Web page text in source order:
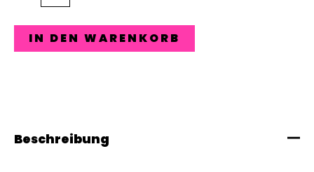
Hoodie
Menge
IN DEN WARENKORB
Beschreibung